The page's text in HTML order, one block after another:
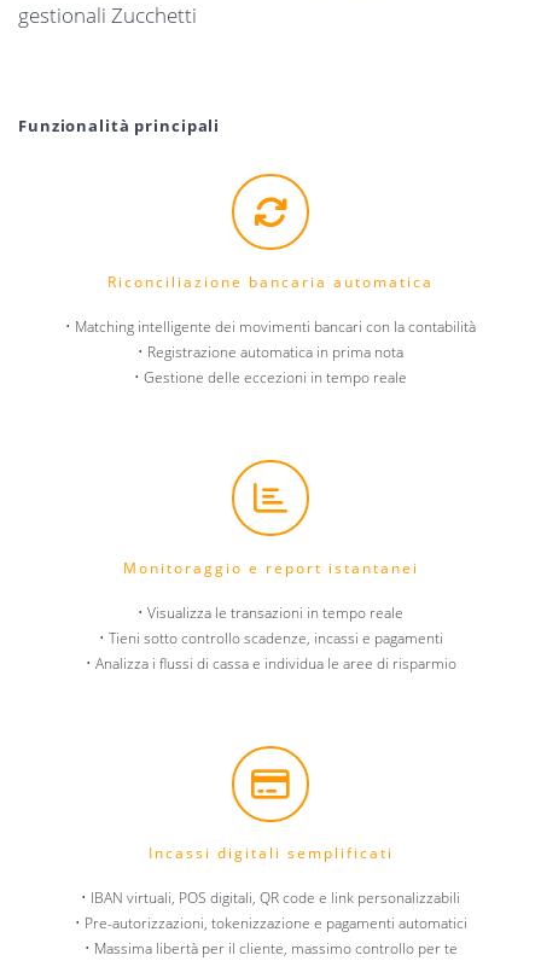
gestionali Zucchetti
Funzionalità principali
Riconciliazione bancaria automatica
• Matching intelligente dei movimenti bancari con la contabilità
• Registrazione automatica in prima nota
• Gestione delle eccezioni in tempo reale
Monitoraggio e report istantanei
• Visualizza le transazioni in tempo reale
• Tieni sotto controllo scadenze, incassi e pagamenti
• Analizza i flussi di cassa e individua le aree di risparmio
Incassi digitali semplificati
• IBAN virtuali, POS digitali, QR code e link personalizzabili
• Pre-autorizzazioni, tokenizzazione e pagamenti automatici
• Massima libertà per il cliente, massimo controllo per te